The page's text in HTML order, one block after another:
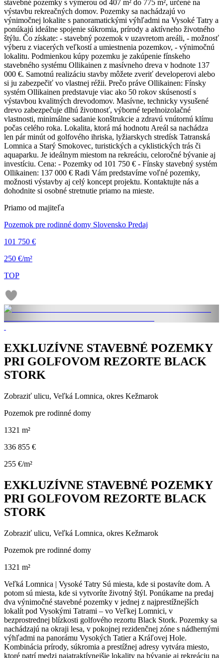
stavebné pozemky s výmerou od 407 m² do 775 m², určené na
výstavbu rekreačných domov. Pozemky sa nachádzajú vo
výnimočnej lokalite s panoramatickými výhľadmi na Vysoké Tatry a
ponúkajú ideálne spojenie súkromia, prírody a aktívneho životného
štýlu. Čo získate: - stavebný pozemok v uzavretom areáli, - možnosť
výberu z viacerých veľkostí a umiestnenia pozemkov, - výnimočnú
lokalitu. Podmienkou kúpy pozemku je zakúpenie fínskeho
stavebného systému Ollikainen z masívneho dreva v hodnote 137
000 €. Samotnú realizáciu stavby môžete zveriť developerovi alebo
si ju zabezpečiť vo vlastnej réžii. Prečo práve Ollikainen: Fínsky
systém Ollikainen predstavuje viac ako 50 rokov skúseností s
výstavbou kvalitných drevodomov. Masívne, technicky vysušené
drevo zabezpečuje dlhú životnosť, výborné tepelnoizolačné
vlastnosti, minimálne sadanie konštrukcie a zdravú vnútornú klímu
počas celého roka. Lokalita, ktorá má hodnotu Areál sa nachádza
len pár minút od golfového ihriska, lyžiarskych stredísk Tatranská
Lomnica a Starý Smokovec, turistických a cyklistických trás či
aquaparku. Je ideálnym miestom na rekreáciu, celoročné bývanie aj
investíciu. Cena: - Pozemky od 101 750 € - Fínsky stavebný systém
Ollikainen: 137 000 € Radi Vám predstavíme voľné pozemky,
možnosti výstavby aj celý koncept projektu. Kontaktujte nás a
dohodnite si osobné stretnutie priamo na mieste.
Priamo od majiteľa
Pozemok pre rodinné domy Slovensko Predaj
101 750 €
250 €/m²
TOP
EXKLUZÍVNE STAVEBNÉ POZEMKY
PRI GOLFOVOM REZORTE BLACK
STORK
Zobraziť ulicu, Veľká Lomnica, okres Kežmarok
Pozemok pre rodinné domy
1321 m²
336 855 €
255 €/m²
EXKLUZÍVNE STAVEBNÉ POZEMKY
PRI GOLFOVOM REZORTE BLACK
STORK
Zobraziť ulicu, Veľká Lomnica, okres Kežmarok
Pozemok pre rodinné domy
1321 m²
Veľká Lomnica | Vysoké Tatry Sú miesta, kde si postavíte dom. A
potom sú miesta, kde si vytvoríte životný štýl. Ponúkame na predaj
dva výnimočné stavebné pozemky v jednej z najprestížnejších
lokalít pod Vysokými Tatrami – vo Veľkej Lomnici, v
bezprostrednej blízkosti golfového rezortu Black Stork. Pozemky sa
nachádzajú na okraji lesa, v pokojnej rezidenčnej zóne s nádhernými
výhľadmi na panorámu Vysokých Tatier a Kráľovej Hole.
Kombinácia prírody, súkromia a prestížnej adresy vytvára miesto,
ktoré patrí medzi najatraktívnejšie lokality na bývanie aj rekreáciu na